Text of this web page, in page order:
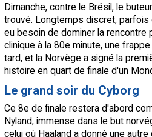
Dimanche, contre le Brésil, le
trouvé. Longtemps discret, parfois
eu besoin de dominer la rencontre
clinique à la 80e minute, une
tard, et la Norvège a signé la
histoire en quart de finale d'un
Le grand soir du Cyborg
Ce 8e de finale restera d'abord
Nyland, immense dans le but
celui où Haaland a donné une